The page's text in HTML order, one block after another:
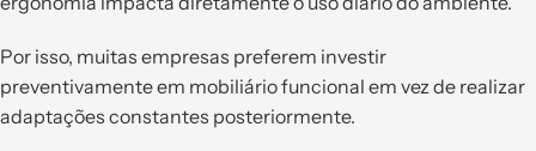
Por isso, muitas empresas preferem investir
preventivamente em mobiliário funcional em vez de realizar
adaptações constantes posteriormente.